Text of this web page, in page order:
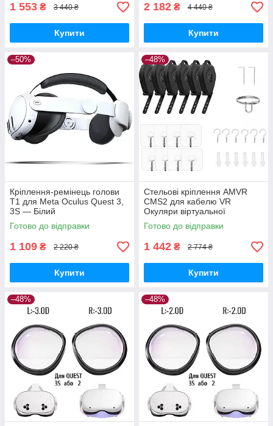
1 553 ₴ 3 440 ₴
Купити
2 182 ₴ 4 440 ₴
Купити
–50%
Кріплення-ремінець голови
T1 для Meta Oculus Quest 3,
3S — Білий
Готово до відправки
1 109 ₴ 2 220 ₴
Купити
–48%
Стельові кріплення AMVR
CMS2 для кабелю VR
Окуляри віртуальної
реальності - Комплект 6 штук
Готово до відправки
1 442 ₴ 2 774 ₴
Купити
–48% –48%